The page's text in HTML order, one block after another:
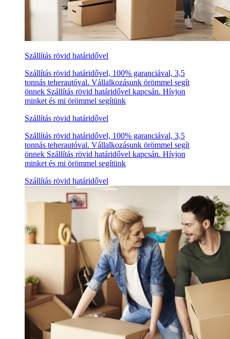
Szállítás rövid határidővel
Szállítás rövid határidővel, 100% garanciával, 3,5
tonnás teherautóval. Vállalkozásunk örömmel segít
önnek Szállítás rövid határidővel kapcsán. Hívjon
minket és mi örömmel segítünk
Szállítás rövid határidővel
Szállítás rövid határidővel, 100% garanciával, 3,5
tonnás teherautóval. Vállalkozásunk örömmel segít
önnek Szállítás rövid határidővel kapcsán. Hívjon
minket és mi örömmel segítünk
Szállítás rövid határidővel